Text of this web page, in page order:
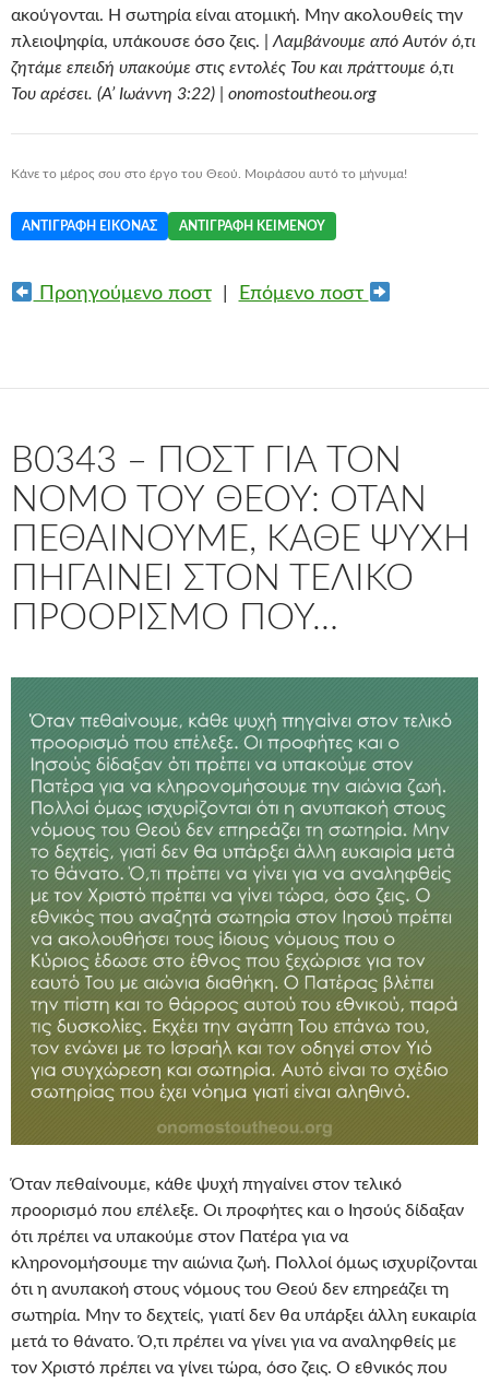
ακούγονται. Η σωτηρία είναι ατομική. Μην ακολουθείς την
πλειοψηφία, υπάκουσε όσο ζεις. | Λαμβάνουμε από Αυτόν ό,τι
ζητάμε επειδή υπακούμε στις εντολές Του και πράττουμε ό,τι
Του αρέσει. (Α’ Ιωάννη 3:22) | onomostoutheou.org
Κάνε το μέρος σου στο έργο του Θεού. Μοιράσου αυτό το μήνυμα!
ΑΝΤΙΓΡΑΦΉ ΕΙΚΌΝΑΣ ΑΝΤΙΓΡΑΦΉ ΚΕΙΜΈΝΟΥ
Προηγούμενο ποστ| Επόμενο ποστ
B0343 – ΠΟΣΤ ΓΙΑ ΤΟΝ
ΝΌΜΟ ΤΟΥ ΘΕΟΎ: ΌΤΑΝ
ΠΕΘΑΊΝΟΥΜΕ, ΚΆΘΕ ΨΥΧΉ
ΠΗΓΑΊΝΕΙ ΣΤΟΝ ΤΕΛΙΚΌ
ΠΡΟΟΡΙΣΜΌ ΠΟΥ…
Όταν πεθαίνουμε, κάθε ψυχή πηγαίνει στον τελικό
προορισμό που επέλεξε. Οι προφήτες και ο Ιησούς δίδαξαν
ότι πρέπει να υπακούμε στον Πατέρα για να
κληρονομήσουμε την αιώνια ζωή. Πολλοί όμως ισχυρίζονται
ότι η ανυπακοή στους νόμους του Θεού δεν επηρεάζει τη
σωτηρία. Μην το δεχτείς, γιατί δεν θα υπάρξει άλλη ευκαιρία
μετά το θάνατο. Ό,τι πρέπει να γίνει για να αναληφθείς με
τον Χριστό πρέπει να γίνει τώρα, όσο ζεις. Ο εθνικός που